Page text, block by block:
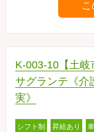
K-003-10【土
サグランテ《介
実》
シフト制 昇給あり